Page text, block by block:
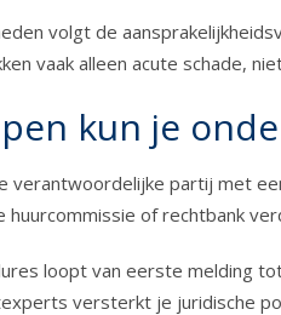
volgt de
vaak alleen acute
kun je
verantwoordelijke partij met
huurcommissie of rechtbank
loopt van eerste melding
versterkt je juridische